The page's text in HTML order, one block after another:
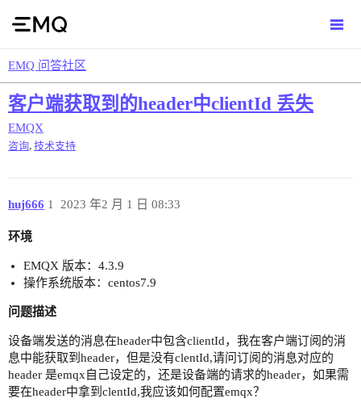
EMQ 问答社区
客户端获取到的header中clientId 丢失
EMQX
咨询 技术支持
huj666 2023 年2 月 1 日 08:33
1
环境
EMQX 版本：4.3.9
操作系统版本：centos7.9
问题描述
设备端发送的消息在header中包含clientId，我在客户端订阅的消
息中能获取到header，但是没有clentId,请问订阅的消息对应的
header 是emqx自己设定的，还是设备端的请求的header，如果需
要在header中拿到clentId,我应该如何配置emqx？